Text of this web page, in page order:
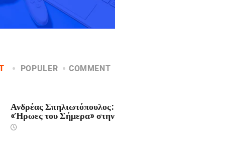
POPULER COMMENT
Ανδρέας Σπηλιωτόπουλος:
«Ήρωες του Σήμερα» στην